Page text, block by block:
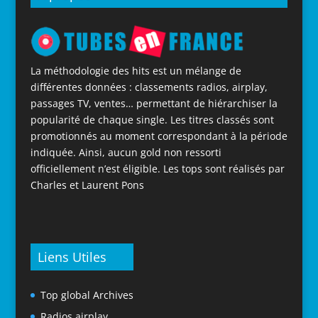
La méthodologie des hits est un mélange de
différentes données : classements radios, airplay,
passages TV, ventes… permettant de hiérarchiser la
popularité de chaque single. Les titres classés sont
promotionnés au moment correspondant à la période
indiquée. Ainsi, aucun gold non ressorti
officiellement n’est éligible. Les tops sont réalisés par
Charles et Laurent Pons
Liens Utiles
Top global Archives